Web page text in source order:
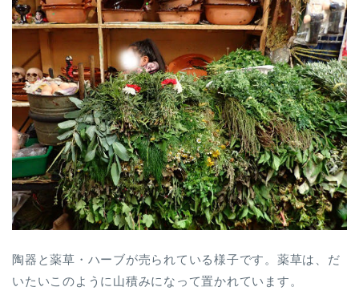
陶器と薬草・ハーブが売られている様子です。薬草は、だ
いたいこのように山積みになって置かれています。